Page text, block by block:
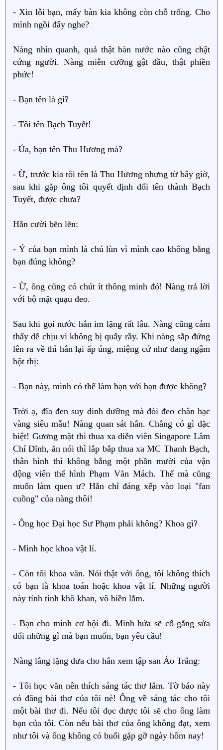
- Xin lỗi bạn, mấy bàn kia không còn chỗ trống. Cho
mình ngồi đây nghe?
Nàng nhìn quanh, quả thật bàn nước nào cũng chật
cứng người. Nàng miễn cưỡng gật đầu, thật phiền
phức!
- Bạn tên là gì?
- Tôi tên Bạch Tuyết!
- Ủa, bạn tên Thu Hương mà?
- Ừ, trước kia tôi tên là Thu Hương nhưng từ bây giờ,
sau khi gặp ông tôi quyết định đổi tên thành Bạch
Tuyết, được chưa?
Hắn cười bẽn lẽn:
- Ý của bạn mình là chú lùn vì mình cao không bằng
bạn đúng không?
- Ừ, ông cũng có chút ít thông minh đó! Nàng trả lời
với bộ mặt quạu đeo.
Sau khi gọi nước hắn im lặng rất lâu. Nàng cũng cảm
thấy dễ chịu vì không bị quấy rầy. Khi nàng sắp đứng
lên ra về thì hắn lại ấp úng, miệng cứ như đang ngậm
hột thị:
- Bạn này, mình có thể làm bạn với bạn được không?
Trời ạ, đĩa đen suy dinh dưỡng mà đòi đeo chân hạc
vàng siêu mẫu! Nàng quan sát hắn. Chẳng có gì đặc
biệt! Gương mặt thì thua xa diễn viên Singapore Lâm
Chí Dĩnh, ăn nói thì lắp bắp thua xa MC Thanh Bạch,
thân hình thì không bằng một phần mười của vận
động viên thể hình Phạm Văn Mách. Thế mà cũng
muốn làm quen ư? Hắn chỉ đáng xếp vào loại "fan
cuồng" của nàng thôi!
- Ông học Đại học Sư Phạm phải không? Khoa gì?
- Mình học khoa vật lí.
- Còn tôi khoa văn. Nói thật với ông, tôi không thích
có bạn là khoa toán hoặc khoa vật lí. Những người
này tính tình khô khan, võ biền lắm.
- Bạn cho mình cơ hội đi. Mình hứa sẽ cố gắng sửa
đổi những gì mà bạn muốn, bạn yêu cầu!
Nàng lẳng lặng đưa cho hắn xem tập san Áo Trắng:
- Tôi học văn nên thích sáng tác thơ lắm. Tờ báo này
có đăng bài thơ của tôi nè! Ông về sáng tác cho tôi
một bài thơ đi. Nếu tôi đọc được tôi sẽ cho ông làm
bạn của tôi. Còn nếu bài thơ của ông không đạt, xem
như tôi và ông không có buổi gặp gỡ ngày hôm nay!